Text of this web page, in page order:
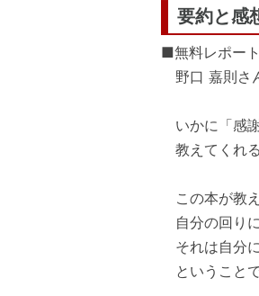
要約と感
■無料レポー
野口 嘉則さ
いかに「感
教えてくれる
この本が教
自分の回り
それは自分
ということで